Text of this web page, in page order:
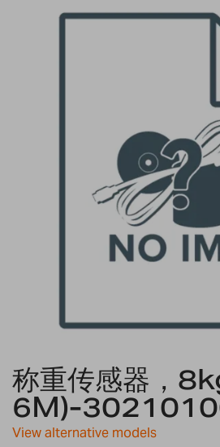
to
the
beginning
of
the
称重传感器，
6M)-
View alternative models